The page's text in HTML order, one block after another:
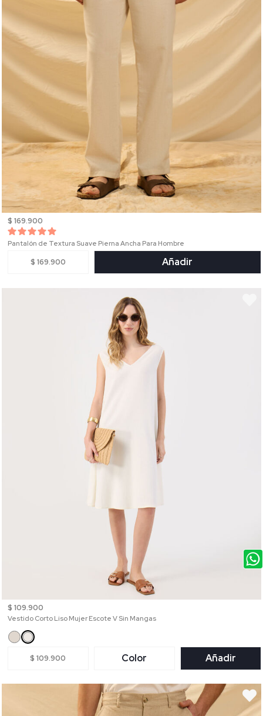
$ 169.900
Pantalón de Textura Suave Pierna Ancha Para Hombre
$ 169.900 Añadir
$ 109.900
Vestido Corto Liso Mujer Escote V Sin Mangas
$ 109.900 Color Añadir